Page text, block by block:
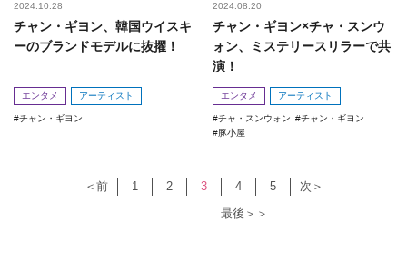
2024.10.28
チャン・ギヨン、韓国ウイスキ
ーのブランドモデルに抜擢！
エンタメ アーティスト
チャン・ギヨン
2024.08.20
チャン・ギヨン×チャ・スンウ
ォン、ミステリースリラーで共
演！
エンタメ アーティスト
チャ・スンウォン
チャン・ギヨン
豚小屋
＜前 1 2 3 4 5
次＞
最後＞＞